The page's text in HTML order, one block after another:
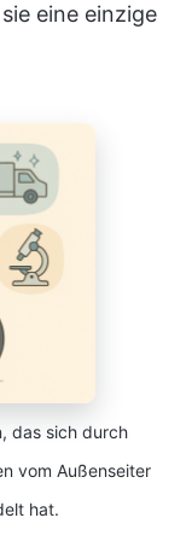
eine einzige
das sich durch
vom Außenseiter
hat.